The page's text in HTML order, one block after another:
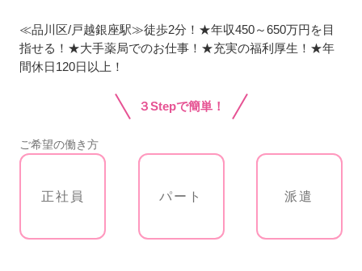
≪品川区/戸越銀座駅≫徒歩2分！★年収450～650万円を目
指せる！★大手薬局でのお仕事！★充実の福利厚生！★年
間休日120日以上！
３Stepで簡単！
ご希望の働き方
正社員 パート 派遣